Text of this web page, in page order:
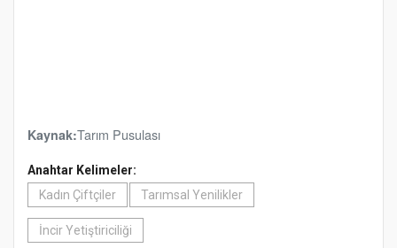
Kaynak:Tarım Pusulası
Anahtar Kelimeler:
Kadın Çiftçiler
Tarımsal Yenilikler
İncir Yetiştiriciliği